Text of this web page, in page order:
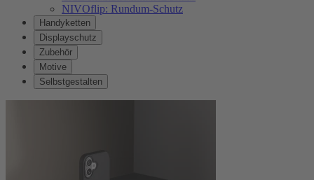
NIVOflip: Rundum-Schutz
Handyketten
Displayschutz
Zubehör
Motive
Selbstgestalten